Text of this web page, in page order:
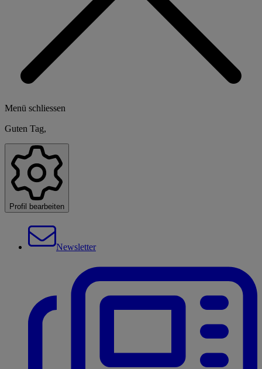
Menü schliessen
Guten Tag,
Profil bearbeiten
Newsletter